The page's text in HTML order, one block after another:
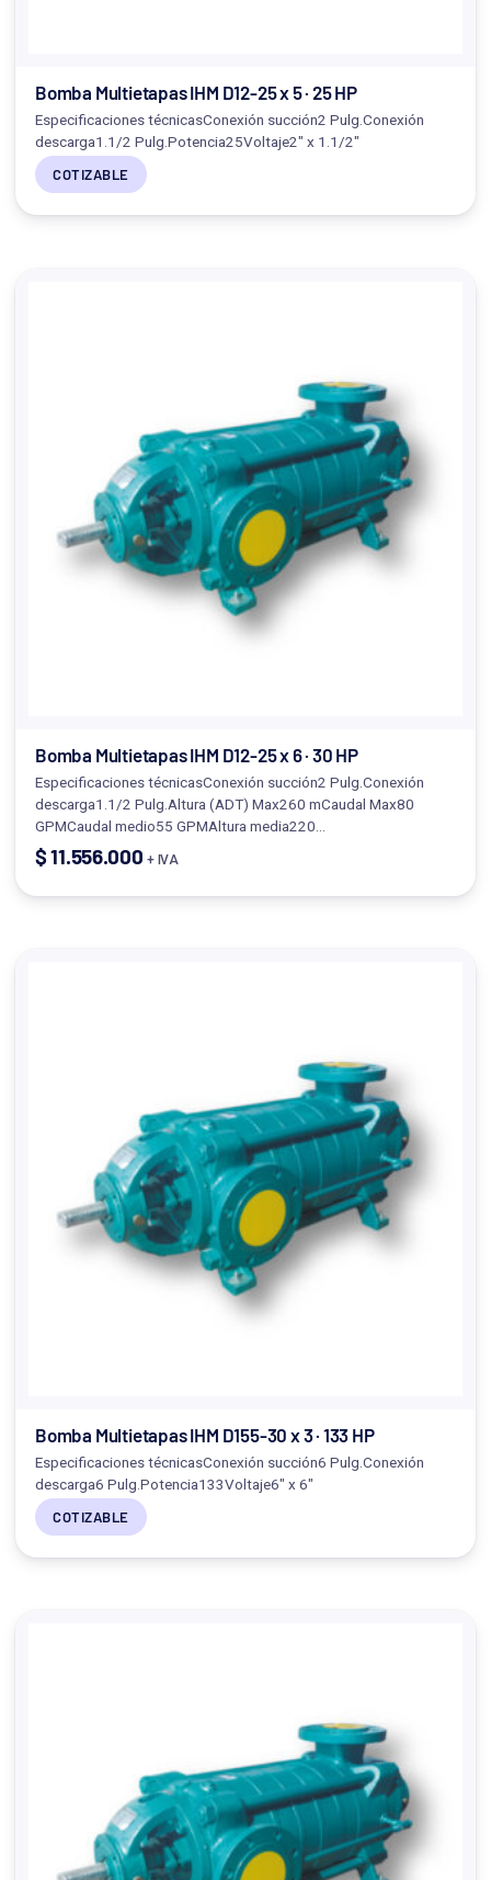
Bomba Multietapas IHM D12-25 x 5 · 25 HP
Especificaciones técnicasConexión succión2 Pulg.Conexión
descarga1.1/2 Pulg.Potencia25Voltaje2" x 1.1/2"
COTIZABLE
Bomba Multietapas IHM D12-25 x 6 · 30 HP
Especificaciones técnicasConexión succión2 Pulg.Conexión
descarga1.1/2 Pulg.Altura (ADT) Max260 mCaudal Max80
GPMCaudal medio55 GPMAltura media220…
$11.556.000 + IVA
Bomba Multietapas IHM D155-30 x 3 · 133 HP
Especificaciones técnicasConexión succión6 Pulg.Conexión
descarga6 Pulg.Potencia133Voltaje6" x 6"
COTIZABLE